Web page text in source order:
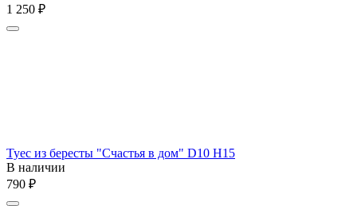
1 250 ₽
Туес из бересты "Счастья в дом" D10 H15
В наличии
‍790‍ ₽